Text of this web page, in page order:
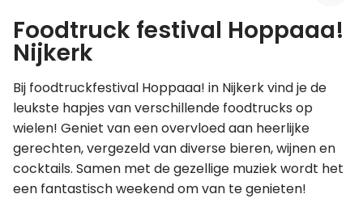
Leer koken als een chef
Kooktips & blogs
Foodtruck festival Hoppaaa!
Nijkerk
Bij foodtruckfestival Hoppaaa! in Nijkerk vind je de
leukste hapjes van verschillende foodtrucks op
wielen! Geniet van een overvloed aan heerlijke
gerechten, vergezeld van diverse bieren, wijnen en
cocktails. Samen met de gezellige muziek wordt het
een fantastisch weekend om van te genieten!